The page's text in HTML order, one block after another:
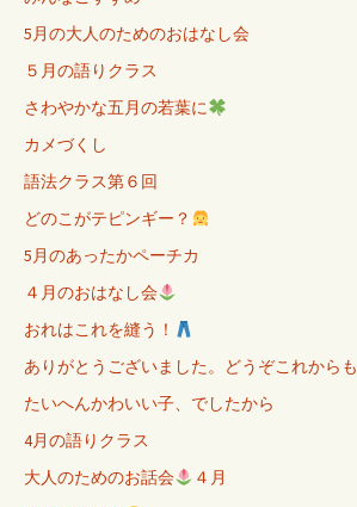
5月の大人のためのおはなし会
５月の語りクラス
さわやかな五月の若葉に
カメづくし
語法クラス第６回
どのこがテピンギー？
5月のあったかペーチカ
４月のおはなし会
おれはこれを縫う！
ありがとうございました。どうぞこれからも
たいへんかわいい子、でしたから
4月の語りクラス
大人のためのお話会
４月